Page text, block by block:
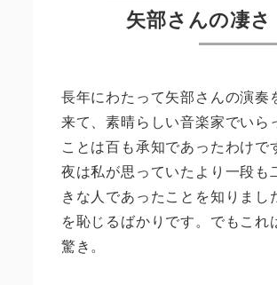
矢部さんの凄さ
長年にわたって矢部さんの演奏
来て、素晴らしい音楽家でいら
ことは百も承知であったわけで
夜は私が思っていたより一段も
きな人であったことを知りまし
を恥じるばかりです。でもこれ
驚き。